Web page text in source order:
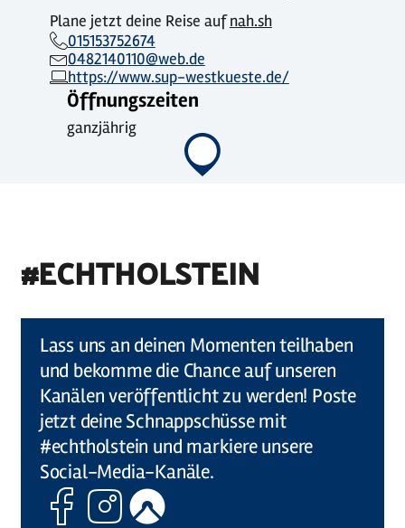
Plane jetzt deine Reise aufnah.sh
015153752674
0482140110@web.de
https://www.sup-westkueste.de/
Öffnungszeiten
ganzjährig
#ECHTHOLSTEIN
Lass uns an deinen Momenten teilhaben
und bekomme die Chance auf unseren
Kanälen veröffentlicht zu werden! Poste
jetzt deine Schnappschüsse mit
#echtholstein und markiere unsere
Social-Media-Kanäle.
FacebookInstagram
Komoot